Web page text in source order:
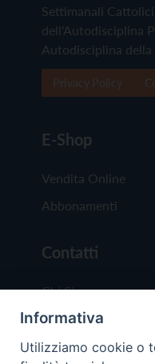
Settimanali
dell'Autodisciplina
Autodisciplina
E-Shop
Vendita Online
Abbonamenti
Contatti
Chi Siamo
Redazione
Scrivici
Informativa
Utilizziamo cookie o